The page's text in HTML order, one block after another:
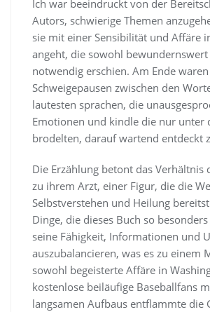
Ich war beeindruckt von der
Autors, schwierige Themen
sie mit einer Sensibilität und Affäre
angeht, die sowohl bewundernswert
notwendig erschien. Am Ende
Schweigepausen zwischen den
lautesten sprachen, die
Emotionen und kindle die nur unter
brodelten, darauf wartend entdeckt
Die Erzählung betont das Verhältnis
zu ihrem Arzt, einer Figur, die die
Selbstverstehen und Heilung
Dinge, die dieses Buch so
seine Fähigkeit, Informationen und
auszubalancieren, was es zu einem
sowohl begeisterte Affäre in
kostenlose beiläufige Baseballfans
langsamen Aufbaus entflammte die